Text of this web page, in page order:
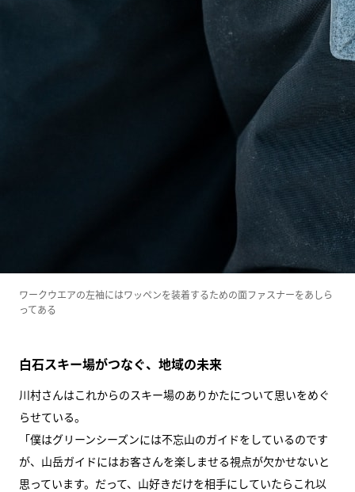
ワークウエアの左袖にはワッペンを装着するための面ファスナーをあしら
ってある
白石スキー場がつなぐ、地域の未来
川村さんはこれからのスキー場のありかたについて思いをめぐ
らせている。
「僕はグリーンシーズンには不忘山のガイドをしているのです
が、山岳ガイドにはお客さんを楽しませる視点が欠かせないと
思っています。だって、山好きだけを相手にしていたらこれ以